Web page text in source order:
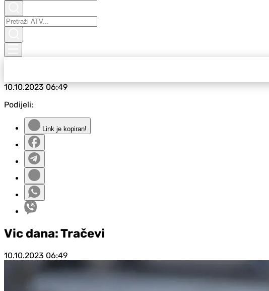
10.10.202306:49
Podijeli:
Link je kopiran!
Vic dana: Tračevi
10.10.2023 06:49